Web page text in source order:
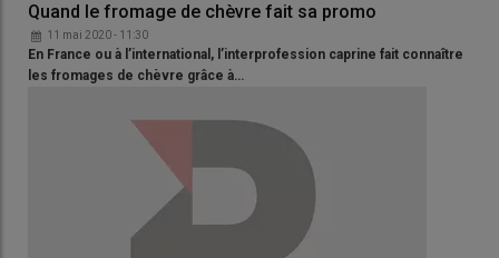
Quand le fromage de chèvre fait sa promo
11 mai 2020 - 11:30
En France ou à l’international, l’interprofession caprine fait connaître
les fromages de chèvre grâce à…